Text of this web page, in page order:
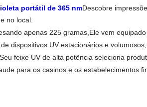
portátil de 365 nmDescobre
no local.
apenas 225 gramas,Ele vem
dispositivos UV estacionários e
feixe UV de alta potência seleciona
para os casinos e os estabelecimentos